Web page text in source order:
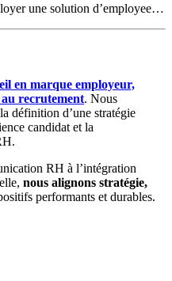
une solution d’employee…
en marque employeur,
recrutement. Nous
définition d’une stratégie
candidat et la
RH à l’intégration
nous alignons stratégie,
performants et durables.